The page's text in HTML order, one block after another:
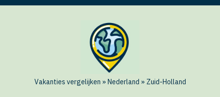
Vakanties vergelijken » Nederland » Zuid-Holland